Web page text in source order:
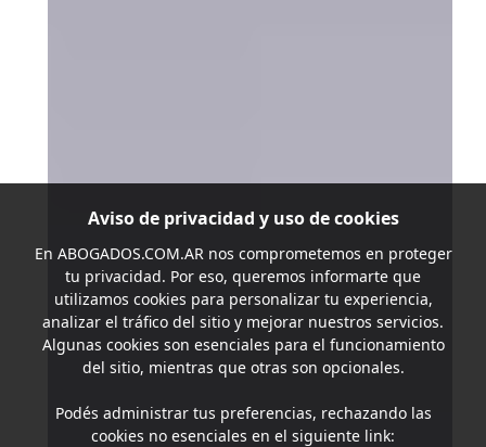
Aviso de privacidad y uso de cookies
En ABOGADOS.COM.ARnos comprometemos en proteger
tu privacidad. Por eso, queremos informarte que
utilizamos cookies para personalizar tu experiencia,
analizar el tráfico del sitio y mejorar nuestros servicios.
Algunas cookies son esenciales para el funcionamiento
del sitio, mientras que otras son opcionales.
Podés administrar tus preferencias, rechazando las
cookies no esenciales en el siguiente link: